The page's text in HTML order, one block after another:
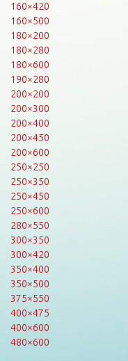
160×420
160×500
180×200
180×280
180×600
190×280
200×200
200×300
200×400
200×450
200×600
250×250
250×350
250×450
250×600
280×550
300×350
300×420
350×400
350×500
375×550
400×475
400×600
480×600